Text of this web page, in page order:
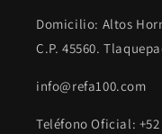
Domicilio: Altos
C.P. 45560.
info@refa100.com
Teléfono Oficial: +52